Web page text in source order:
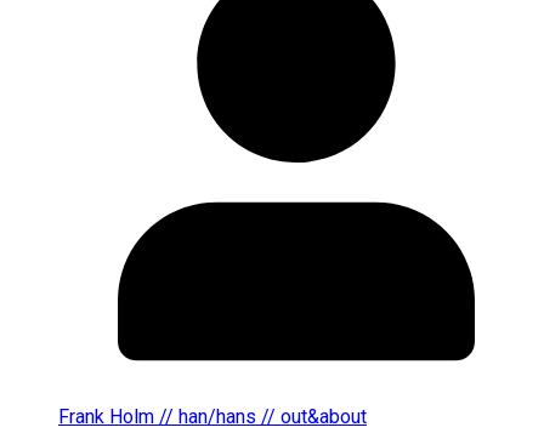
Frank Holm // han/hans // out&about